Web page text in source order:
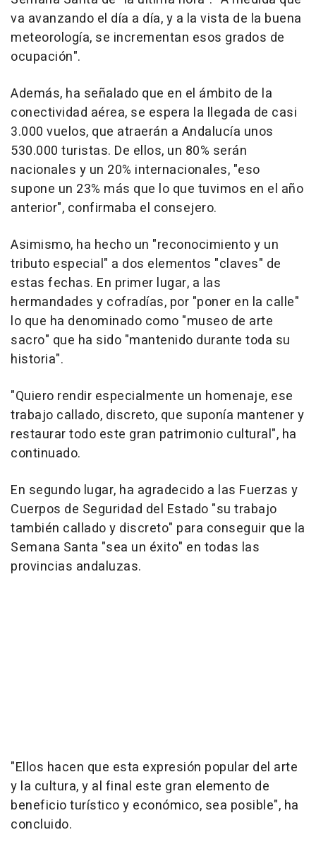
va avanzando el día a día, y a la vista de la buena
meteorología, se incrementan esos grados de
ocupación".
Además, ha señalado que en el ámbito de la
conectividad aérea, se espera la llegada de casi
3.000 vuelos, que atraerán a Andalucía unos
530.000 turistas. De ellos, un 80% serán
nacionales y un 20% internacionales, "eso
supone un 23% más que lo que tuvimos en el año
anterior", confirmaba el consejero.
Asimismo, ha hecho un "reconocimiento y un
tributo especial" a dos elementos "claves" de
estas fechas. En primer lugar, a las
hermandades y cofradías, por "poner en la calle"
lo que ha denominado como "museo de arte
sacro" que ha sido "mantenido durante toda su
historia".
"Quiero rendir especialmente un homenaje, ese
trabajo callado, discreto, que suponía mantener y
restaurar todo este gran patrimonio cultural", ha
continuado.
En segundo lugar, ha agradecido a las Fuerzas y
Cuerpos de Seguridad del Estado "su trabajo
también callado y discreto" para conseguir que la
Semana Santa "sea un éxito" en todas las
provincias andaluzas.
"Ellos hacen que esta expresión popular del arte
y la cultura, y al final este gran elemento de
beneficio turístico y económico, sea posible", ha
concluido.